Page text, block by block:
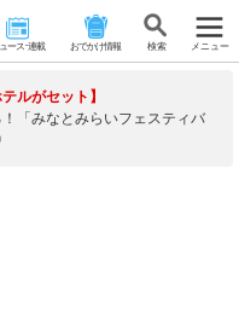
ース･連載 おでかけ情報 検 索 メニュー
ルがセット】
「みなとみらいフェスティバ